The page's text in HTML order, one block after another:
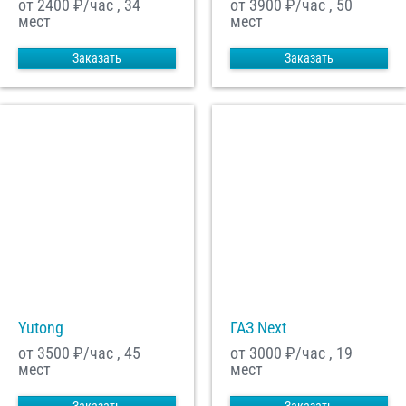
от 2400 ₽/час , 34
мест
Заказать
от 3900 ₽/час , 50
мест
Заказать
Yutong
от 3500 ₽/час , 45
мест
ГАЗ Next
от 3000 ₽/час , 19
мест